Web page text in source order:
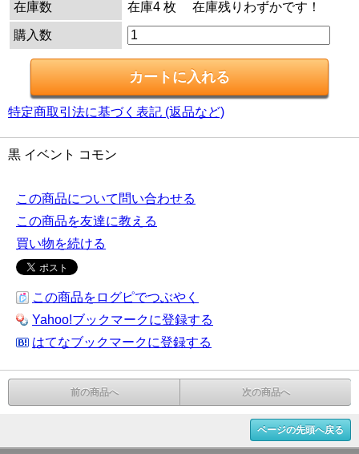
在庫数
在庫4 枚 在庫残りわずかです！
購入数
特定商取引法に基づく表記 (返品など)
黒 イベント コモン
この商品について問い合わせる
この商品を友達に教える
買い物を続ける
この商品をログピでつぶやく
Yahoo!ブックマークに登録する
はてなブックマークに登録する
前の商品へ 次の商品へ
ページの先頭へ戻る